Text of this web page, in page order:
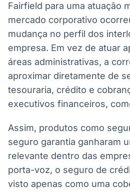
A
de
Em
Fairfield para uma atuação
mercado corporativo
mudança no perfil dos
empresa. Em vez de atuar
áreas administrativas, a
aproximar diretamente de
tesouraria, crédito e
executivos financeiros,
Assim, produtos como
seguro garantia ganharam
relevante dentro das
porta-voz, o seguro de
visto apenas como uma